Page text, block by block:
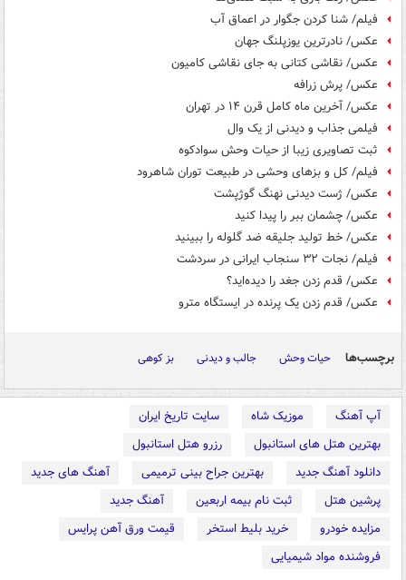
فیلم/ شنا کردن جگوار در اعماق آب
عکس/ نادرترین یوزپلنگ جهان
عکس/ نقاشی کتانی به جای نقاشی کامیون
عکس/ پرش زرافه
عکس/ آخرین ماه کامل قرن ۱۴ در تهران
فیلمی جذاب و دیدنی از یک وال
ثبت تصاویری زیبا از حیات وحش سوادکوه
فیلم/ کل و بزهای وحشی در طبیعت توران شاهرود
عکس/ ژست دیدنی نهنگ گوژپشت
عکس/ چشمان ببر را پیدا کنید
عکس/ خط تولید جلیقه ضد گلوله را ببینید
فیلم/ نجات ۳۲ سنجاب ایرانی در سردشت
عکس/ قدم زدن جغد را دیده‌اید؟
عکس/ قدم زدن یک پرنده در ایستگاه مترو
برچسب‌ها حیات وحش جالب و دیدنی بز کوهی
آپ آهنگ موزیک شاه
سایت تاریخ ایران
بهترین هتل های استانبول
رزرو هتل استانبول
دانلود آهنگ جدید
بهترین جراح بینی ترمیمی
آهنگ های جدید
پرشین هتل
ثبت نام بیمه اربعین
آهنگ جدید
مزایده خودرو
خرید بلیط استخر
قیمت ورق آهن پرایس
فروشنده مواد شیمیایی